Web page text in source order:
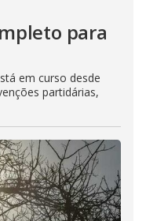
para
em curso desde
partidárias,